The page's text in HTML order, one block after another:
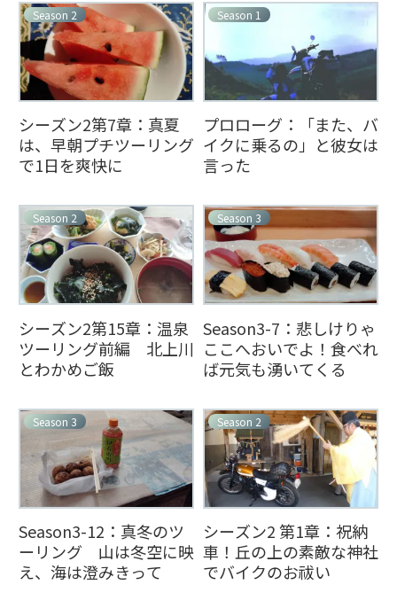
Season 2
シーズン2第7章：真夏
は、早朝プチツーリング
で1日を爽快に
Season 1
プロローグ：「また、バ
イクに乗るの」と彼女は
言った
Season 2
シーズン2第15章：温泉
ツーリング前編 北上川
とわかめご飯
Season 3
Season3-7：悲しけりゃ
ここへおいでよ！食べれ
ば元気も湧いてくる
Season 3
Season3-12：真冬のツ
ーリング 山は冬空に映
え、海は澄みきって
Season 2
シーズン2 第1章：祝納
車！丘の上の素敵な神社
でバイクのお祓い